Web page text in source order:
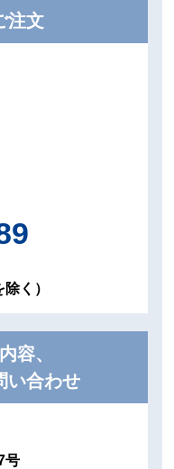
注文
く）
容、
い合わせ
号